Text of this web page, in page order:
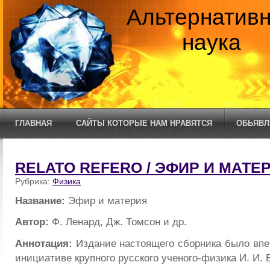
наука
ГЛАВНАЯ САЙТЫ КОТОРЫЕ НАМ НРАВЯТСЯ
RELATO REFERO / ЭФИР И
Рубрика: Физика
Название: Эфир и материя
Автор: Ф. Ленард, Дж. Томсон и др.
Аннотация: Издание настоящего сборника было
инициативе крупного русского ученого-физика И. И.